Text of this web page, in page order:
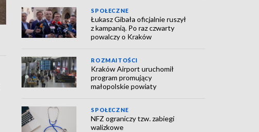
SPOŁECZNE
Łukasz Gibała oficjalnie ruszył
z kampanią. Po raz czwarty
powalczy o Kraków
ROZMAITOŚCI
Kraków Airport uruchomił
program promujący
małopolskie powiaty
SPOŁECZNE
NFZ ograniczy tzw. zabiegi
walizkowe